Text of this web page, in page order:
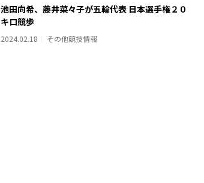
池田向希、藤井菜々子が五輪代表 日本選手権２０
キロ競歩
2024.02.18 その他競技情報